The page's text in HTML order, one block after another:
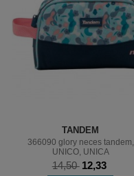
TANDEM
366090 glory neces tandem,
UNICO, UNICA
14,50 12,33